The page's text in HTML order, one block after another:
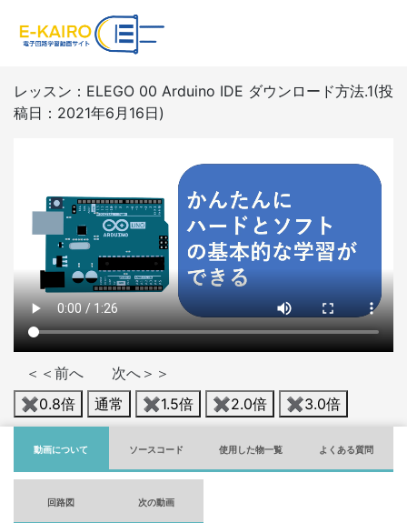
レッスン：ELEGO 00 Arduino IDE ダウンロード方法.1(投
稿日：2021年6月16日)
＜＜前へ
次へ＞＞
✖︎0.8倍
通常 ✖︎1.5倍 ✖︎2.0倍 ✖︎3.0倍
動画について ソースコード 使用した物一覧 よくある質問
回路図 次の動画